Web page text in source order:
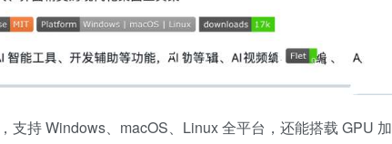
支持 Windows、macOS、Linux 全平台，还能搭载 GPU 加